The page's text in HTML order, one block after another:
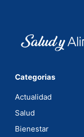
Categorias
Actualidad
Salud
Bienestar